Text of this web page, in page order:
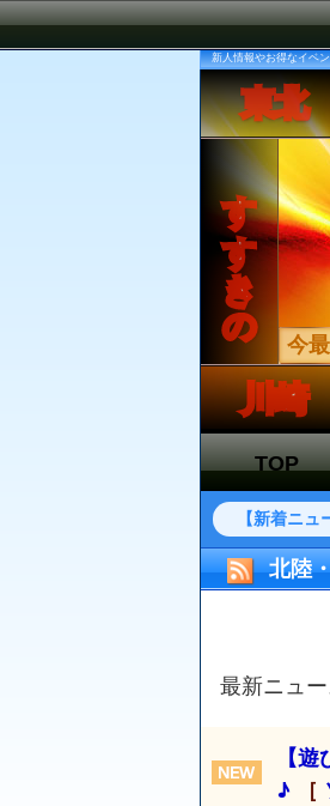
新人情報やお得なイベ
東北
すすきの
今
川崎
TOP
【新着ニュ
北陸
最新ニュー
【
♪ ［